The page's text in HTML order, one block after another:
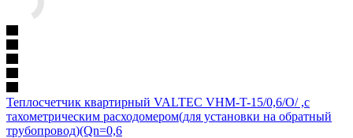
Теплосчетчик квартирный VALTEC VHM-T-15/0,6/O/ ,с
тахометрическим расходомером(для установки на обратный
трубопровод)(Qn=0,6